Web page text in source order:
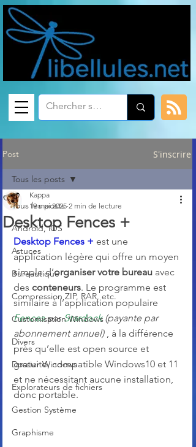
Post S'inscrire
Tous les posts
Android, iOS
Astuces
Bureautique
Compression ZIP, RAR, etc.
Customisation Windows
Divers
Dossier Windows
Explorateurs de fichiers
Gestion Système
Graphisme
Tous les posts
Desktop Fences +
Kappa
19 mai 2025 2 min de lecture
Desktop Fences + est une
application légère qui offre un moyen
simple d’organiser votre bureau avec
des conteneurs. Le programme est
similaire à l’application populaire
Fences par Stardock (payante par
abonnement annuel) , à la différence
près qu’elle est open source et
gratuite, compatible Windows10 et 11
et ne nécessitant aucune installation,
donc portable.